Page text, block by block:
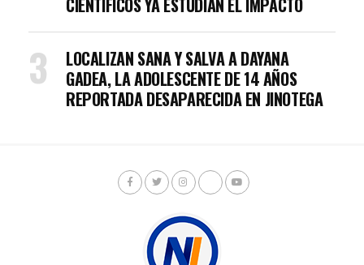
LOCALIZAN SANA Y SALVA A DAYANA
GADEA, LA ADOLESCENTE DE 14 AÑOS
REPORTADA DESAPARECIDA EN JINOTEGA